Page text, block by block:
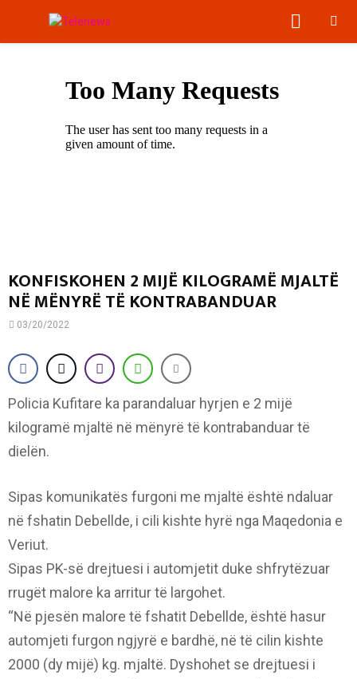
KONFISKOHEN 2 MIJË KILOGRAMË MJALTË
NË MËNYRË TË KONTRABANDUAR
03/20/2022
Policia Kufitare ka parandaluar hyrjen e 2 mijë
kilogramë mjaltë në mënyrë të kontrabanduar të
dielën.
Sipas komunikatës furgoni me mjaltë është ndaluar
në fshatin Debellde, i cili kishte hyrë nga Maqedonia e
Veriut.
Sipas PK-së drejtuesi i automjetit duke shfrytëzuar
rrugët malore ka arritur të largohet.
“Në pjesën malore të fshatit Debellde, është hasur
automjeti furgon ngjyrë e bardhë, në të cilin kishte
2000 (dy mijë) kg. mjaltë. Dyshohet se drejtuesi i